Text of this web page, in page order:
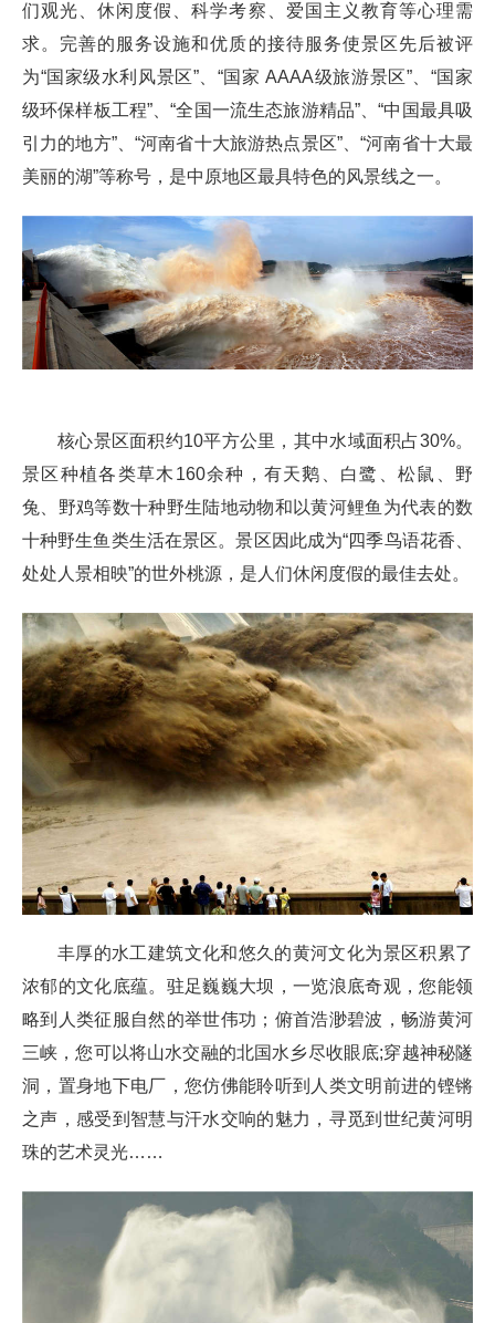
们观光、休闲度假、科学考察、爱国主义教育等心理需
求。完善的服务设施和优质的接待服务使景区先后被评
为“国家级水利风景区”、“国家 AAAA级旅游景区”、“国家
级环保样板工程”、“全国一流生态旅游精品”、“中国最具吸
引力的地方”、“河南省十大旅游热点景区”、“河南省十大最
美丽的湖”等称号，是中原地区最具特色的风景线之一。
核心景区面积约10平方公里，其中水域面积占30%。
景区种植各类草木160余种，有天鹅、白鹭、松鼠、野
兔、野鸡等数十种野生陆地动物和以黄河鲤鱼为代表的数
十种野生鱼类生活在景区。景区因此成为“四季鸟语花香、
处处人景相映”的世外桃源，是人们休闲度假的最佳去处。
丰厚的水工建筑文化和悠久的黄河文化为景区积累了
浓郁的文化底蕴。驻足巍巍大坝，一览浪底奇观，您能领
略到人类征服自然的举世伟功；俯首浩渺碧波，畅游黄河
三峡，您可以将山水交融的北国水乡尽收眼底;穿越神秘隧
洞，置身地下电厂，您仿佛能聆听到人类文明前进的铿锵
之声，感受到智慧与汗水交响的魅力，寻觅到世纪黄河明
珠的艺术灵光……